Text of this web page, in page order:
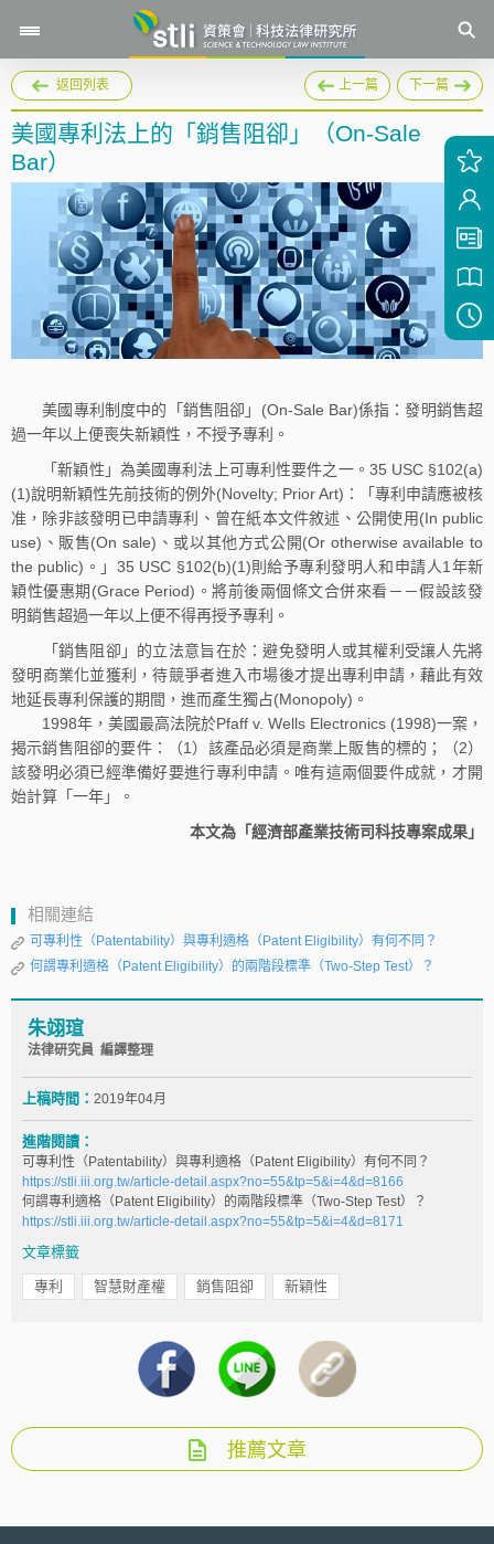
返回列表 上一篇 下一篇
美國專利法上的「銷售阻卻」（On-Sale
Bar）
美國專利制度中的「銷售阻卻」(On-Sale Bar)係指：發明銷售超
過一年以上便喪失新穎性，不授予專利。
「新穎性」為美國專利法上可專利性要件之一。35 USC §102(a)
(1)說明新穎性先前技術的例外(Novelty; Prior Art)：「專利申請應被核
准，除非該發明已申請專利、曾在紙本文件敘述、公開使用(In public
use)、販售(On sale)、或以其他方式公開(Or otherwise available to
the public)。」35 USC §102(b)(1)則給予專利發明人和申請人1年新
穎性優惠期(Grace Period)。將前後兩個條文合併來看－－假設該發
明銷售超過一年以上便不得再授予專利。
「銷售阻卻」的立法意旨在於：避免發明人或其權利受讓人先將
發明商業化並獲利，待競爭者進入市場後才提出專利申請，藉此有效
地延長專利保護的期間，進而產生獨占(Monopoly)。
1998年，美國最高法院於Pfaff v. Wells Electronics (1998)一案，
揭示銷售阻卻的要件：（1）該產品必須是商業上販售的標的；（2）
該發明必須已經準備好要進行專利申請。唯有這兩個要件成就，才開
始計算「一年」。
本文為「經濟部產業技術司科技專案成果」
相關連結
可專利性（Patentability）與專利適格（Patent Eligibility）有何不同？
何謂專利適格（Patent Eligibility）的兩階段標準（Two-Step Test）？
朱翊瑄
法律研究員 編譯整理
上稿時間： 2019年04月
進階閱讀：
可專利性（Patentability）與專利適格（Patent Eligibility）有何不同？
https://stli.iii.org.tw/article-detail.aspx?no=55&tp=5&i=4&d=8166
何謂專利適格（Patent Eligibility）的兩階段標準（Two-Step Test）？
https://stli.iii.org.tw/article-detail.aspx?no=55&tp=5&i=4&d=8171
文章標籤
專利 智慧財產權 銷售阻卻 新穎性
推薦文章